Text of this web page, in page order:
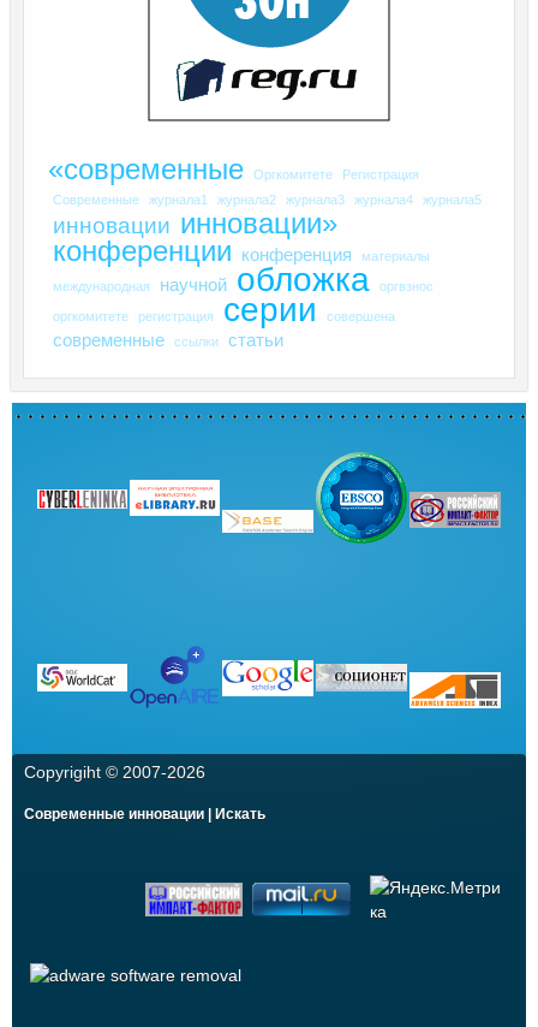
«современные Оргкомитете
Регистрация
Современные
журнала1 журнала2 журнала3 журнала4 журнала5
инновации инновации»
конференции
конференция материалы
международная научной обложка оргвзнос
оргкомитете регистрация серии совершена
современные ссылки статьи
Copyrigiht © 2007-2026
Современные инновации | Искать